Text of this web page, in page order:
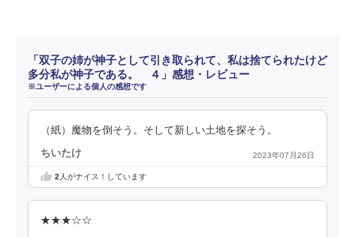
「双子の姉が神子として引き取られて、私は捨てられたけど
多分私が神子である。 ４」感想・レビュー
※ユーザーによる個人の感想です
（紙）魔物を倒そう。そして新しい土地を探そう。
ちいたけ 2023年07月26日
2 人がナイス！しています
★★★☆☆